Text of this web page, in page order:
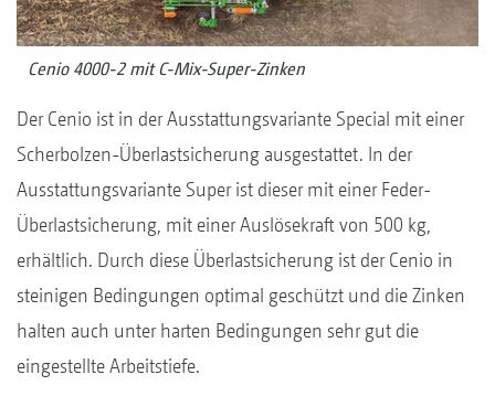
Cenio 4000-2 mit C-Mix-Super-Zinken
Der Cenio ist in der Ausstattungsvariante Special mit einer
Scherbolzen-Überlastsicherung ausgestattet. In der
Ausstattungsvariante Super ist dieser mit einer Feder-
Überlastsicherung, mit einer Auslösekraft von 500 kg,
erhältlich. Durch diese Überlastsicherung ist der Cenio in
steinigen Bedingungen optimal geschützt und die Zinken
halten auch unter harten Bedingungen sehr gut die
eingestellte Arbeitstiefe.